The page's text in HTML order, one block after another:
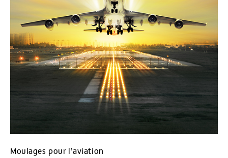
Moulages pour l’aviation